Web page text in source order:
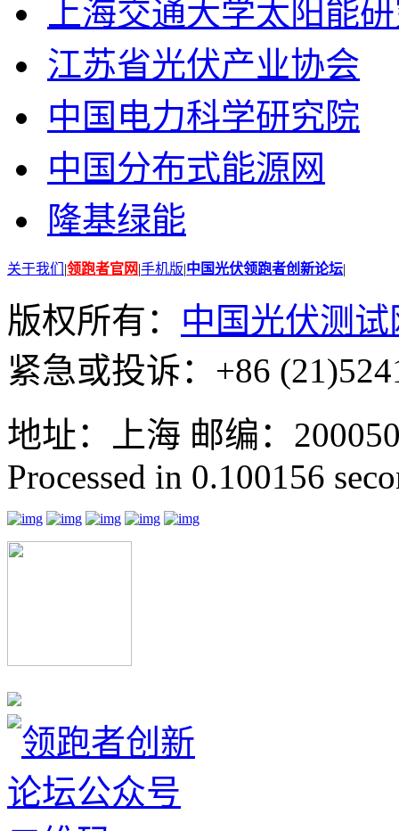
上海交通大学太阳能
江苏省光伏产业协会
中国电力科学研究院
中国分布式能源网
隆基绿能
关于我们 |领跑者官网|手机版|中国光伏领跑者创新论坛|
版权所有： 中国光伏测试
紧急或投诉：+86
地址：上海 邮编：
Processed in 0.100156